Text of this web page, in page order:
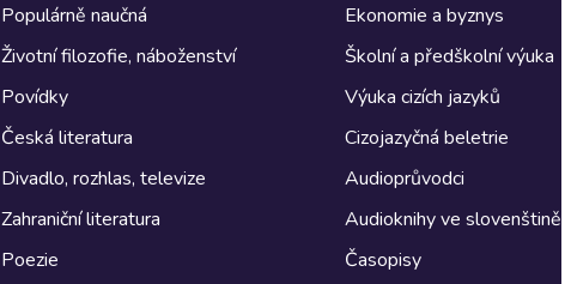
Populárně naučná
Životní filozofie, náboženství
Povídky
Česká literatura
Divadlo, rozhlas, televize
Zahraniční literatura
Poezie
Ekonomie a byznys
Školní a předškolní výuka
Výuka cizích jazyků
Cizojazyčná beletrie
Audioprůvodci
Audioknihy ve slovenštině
Časopisy